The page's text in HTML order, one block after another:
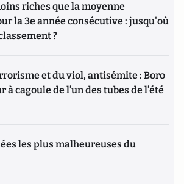
riches que la moyenne
la 3e année consécutive : jusqu'où
?
et du viol, antisémite : Boro
à cagoule de l’un des tubes de l’été
les plus malheureuses du